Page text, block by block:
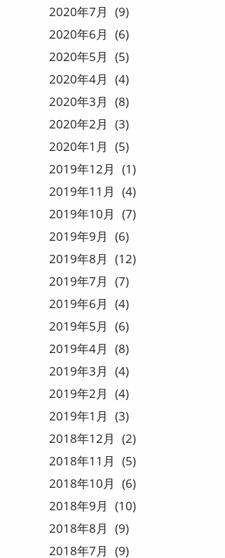
2020
7
9
2020
6
6
2020
5
5
2020
4
4
2020
3
8
2020
2
3
2020
1
5
2019
12
1
2019
11
4
2019
10
7
2019
9
6
2019
8
12
2019
7
7
2019
6
4
2019
5
6
2019
4
8
2019
3
4
2019
2
4
2019
1
3
2018
12
2
2018
11
5
2018
10
6
2018
9
10
2018
8
9
2018
7 9